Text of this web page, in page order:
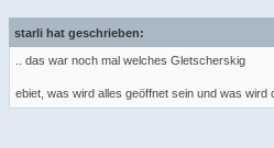
starli hat geschrieben:
.. das war noch mal welches Gletscherskig
ebiet, was wird alles geöffnet sein und was wird